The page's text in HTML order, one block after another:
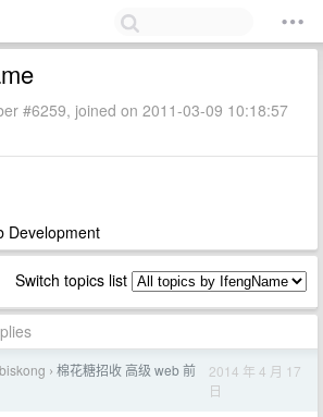
#6259, joined on 2011-03-09 10:18:57
Development
Switch topics list
› 棉花糖招收 高级 web 前
2014 年 4 月 17
日